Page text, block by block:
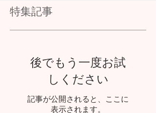
特集記事
後でもう一度お試
しください
記事が公開されると、ここに
表示されます。